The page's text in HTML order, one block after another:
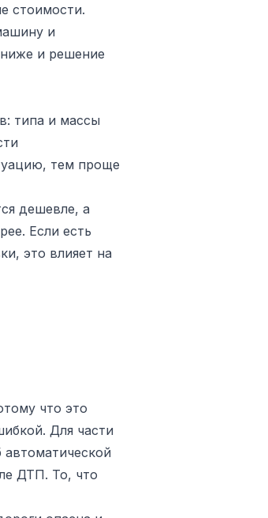
стоимости.
и
ниже и решение
типа и массы
тем проще
дешевле, а
Если есть
это влияет на
что это
Для части
ДТП. То, что